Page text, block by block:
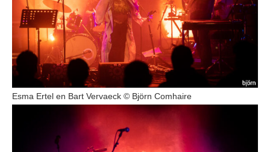
Esma Ertel en Bart Vervaeck © Björn Comhaire